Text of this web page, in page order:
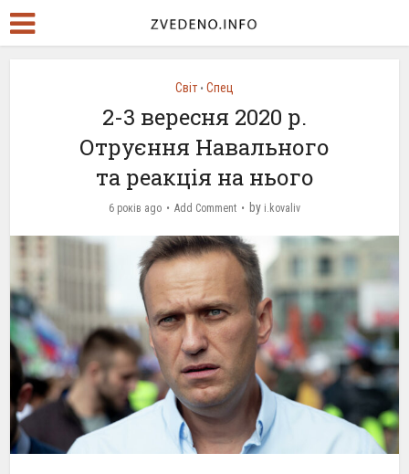
Світ • Спец
2-3 вересня 2020 р.
Отруєння Навального
та реакція на нього
6 років ago Add Comment by i.kovaliv